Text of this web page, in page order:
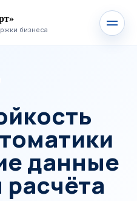
бизнеса
данные